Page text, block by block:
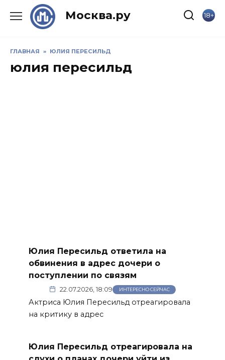
Москва.ру 18+
ГЛАВНАЯ » ЮЛИЯ ПЕРЕСИЛЬД
юлия пересильд
Юлия Пересильд ответила на
обвинения в адрес дочери о
поступлении по связям
22.07.2026, 18:09 ИНТЕРЕСНО СЕЙЧАС
Актриса Юлия Пересильд отреагировала
на критику в адрес
Юлия Пересильд отреагировала на